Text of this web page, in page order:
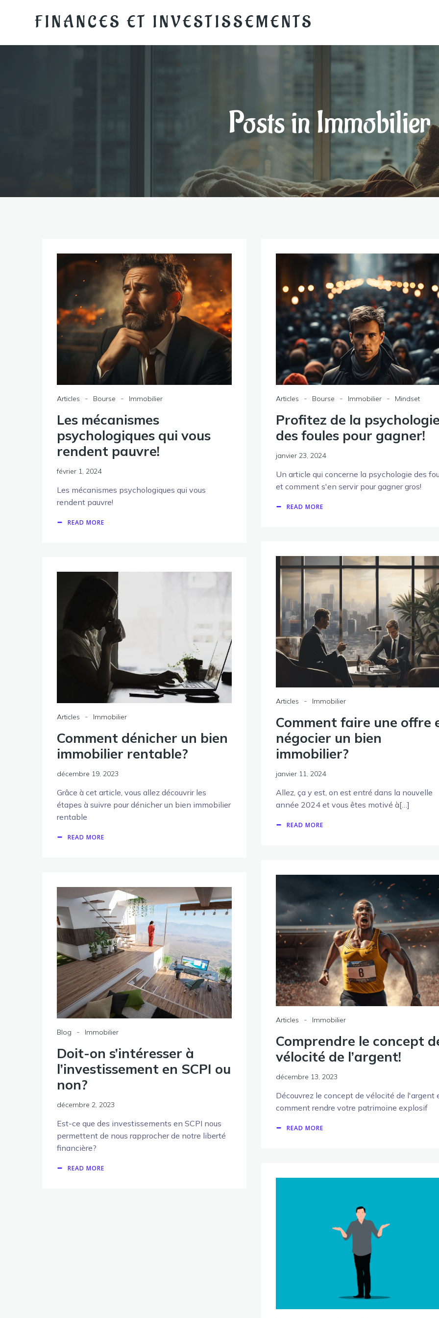
FINANCES ET INVESTISSEMENTS
Posts in Immobilier
Articles - Bourse - Immobilier
Les mécanismes
psychologiques qui vous
rendent pauvre!
février 1, 2024
Les mécanismes psychologiques qui vous
rendent pauvre!
READ MORE
Articles - Bourse - Immobilier - Mindset
Profitez de la
des foules pour gagner!
janvier 23, 2024
Un article qui concerne la psychologie des
et comment s'en servir pour gagner gros!
READ MORE
Articles - Immobilier
Comment faire une offre
négocier un bien
immobilier?
janvier 11, 2024
Allez, ça y est, on est entré dans la nouvelle
année 2024 et vous êtes motivé à[…]
READ MORE
Articles - Immobilier
Comment dénicher un bien
immobilier rentable?
décembre 19, 2023
Grâce à cet article, vous allez découvrir les
étapes à suivre pour dénicher un bien immobilier
rentable
READ MORE
Articles - Immobilier
Comprendre le concept
vélocité de l’argent!
décembre 13, 2023
Découvrez le concept de vélocité de l'argent
comment rendre votre patrimoine explosif
READ MORE
Blog - Immobilier
Doit-on s’intéresser à
l’investissement en SCPI ou
non?
décembre 2, 2023
Est-ce que des investissements en SCPI nous
permettent de nous rapprocher de notre liberté
financière?
READ MORE